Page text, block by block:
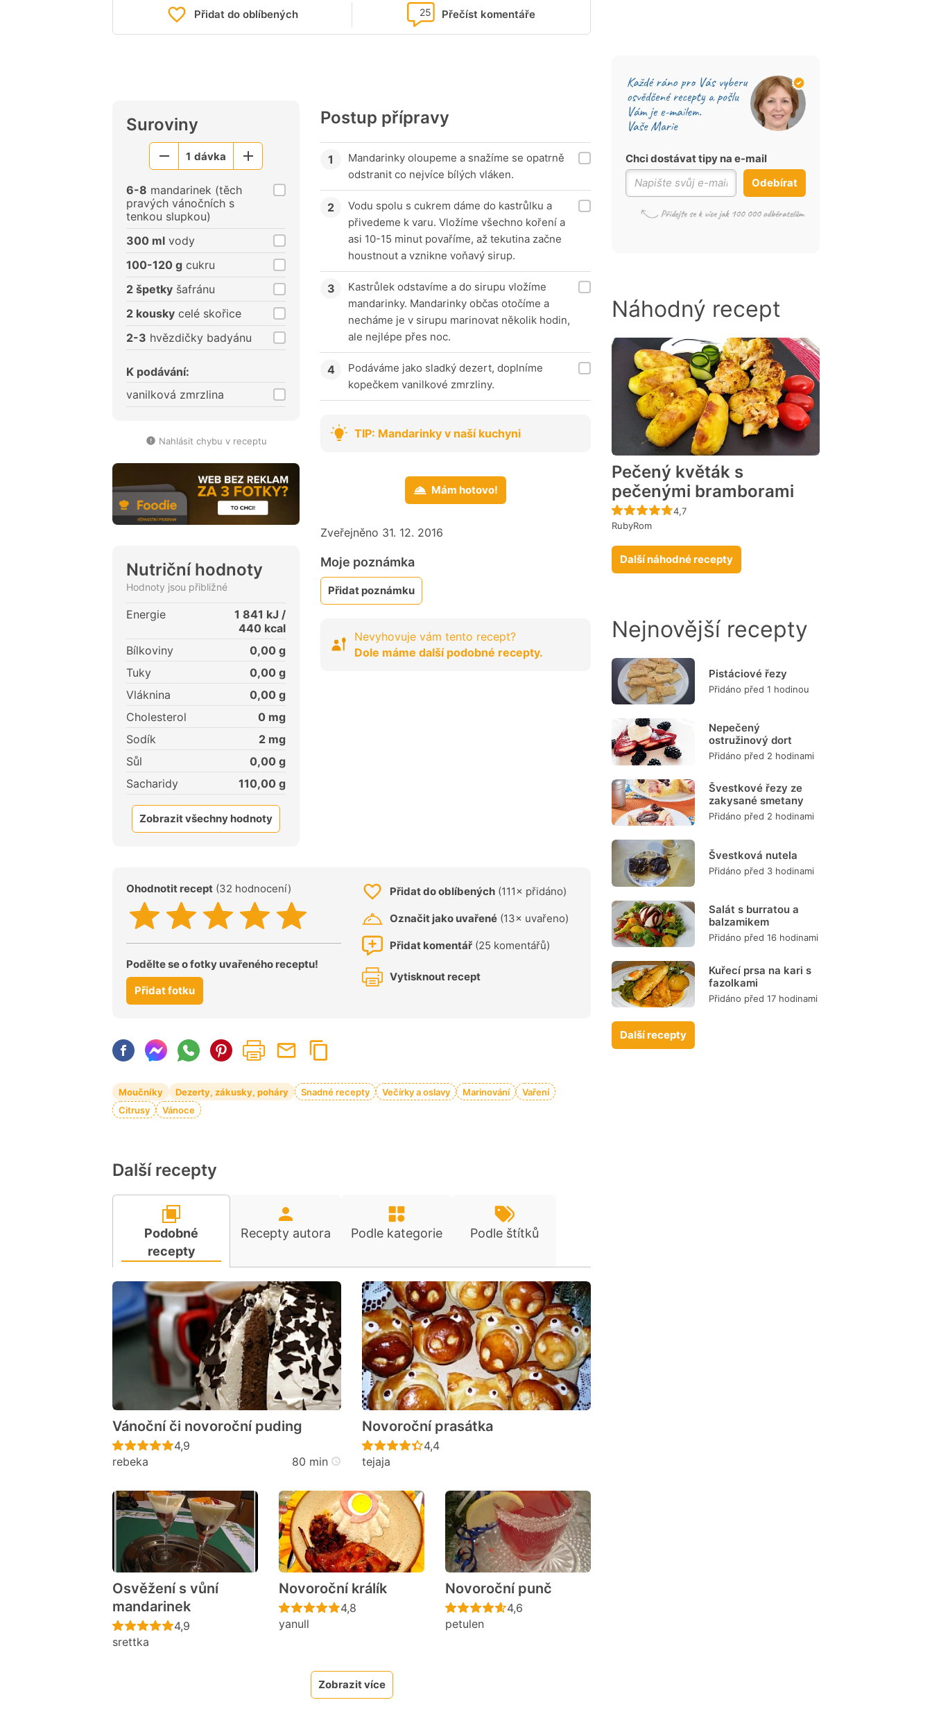
Přidat do oblíbených Přečíst komentáře
25
Suroviny
Menší
1 dávka
Větší
6-8 mandarinek (těch
pravých vánočních s
tenkou slupkou)
300 ml vody
100-120 g cukru
2 špetky šafránu
2 kousky celé skořice
2-3 hvězdičky badyánu
K podávání:
vanilková zmrzlina
Nahlásit chybu v receptu
Nutriční hodnoty
Hodnoty jsou přibližné
Energie 1 841 kJ /
440 kcal
Bílkoviny
0,00 g
Tuky
0,00 g
Vláknina
0,00 g
Cholesterol
0 mg
Sodík
2 mg
Sůl
0,00 g
Sacharidy
110,00 g
Zobrazit všechny hodnoty
Postup přípravy
Mandarinky oloupeme a snažíme se opatrně
odstranit co nejvíce bílých vláken.
Vodu spolu s cukrem dáme do kastrůlku a
přivedeme k varu. Vložíme všechno koření a
asi 10-15 minut povaříme, až tekutina začne
houstnout a vznikne voňavý sirup.
Kastrůlek odstavíme a do sirupu vložíme
mandarinky. Mandarinky občas otočíme a
necháme je v sirupu marinovat několik hodin,
ale nejlépe přes noc.
Podáváme jako sladký dezert, doplníme
kopečkem vanilkové zmrzliny.
TIP: Mandarinky v naší kuchyni
Mám hotovo!
Zveřejněno 31. 12. 2016
Moje poznámka
Přidat poznámku
Nevyhovuje vám tento recept?
Dole máme další podobné recepty.
Ohodnotit recept (32 hodnocení)
Podělte se o fotky uvařeného receptu!
Přidat fotku
Přidat do oblíbených (111× přidáno)
Označit jako uvařené (13× uvařeno)
Přidat komentář (25 komentářů)
Vytisknout recept
Moučníky Dezerty, zákusky, poháry Snadné recepty Večírky a oslavy Marinování
Vaření
Citrusy
Vánoce
Další recepty
Podobné
recepty
Recepty autora Podle kategorie Podle štítků
Vánoční či novoroční puding
Recept ještě nebyl hodnocen
4,9
rebeka
80 min
Novoroční prasátka
Recept ještě nebyl hodnocen
4,4
tejaja
Osvěžení s vůní
mandarinek
Recept ještě nebyl hodnocen
4,9
srettka
Novoroční králík
Recept ještě nebyl hodnocen
4,8
yanull
Novoroční punč
Recept ještě nebyl hodnocen
4,6
petulen
Zobrazit více
Chci dostávat tipy na e-mail
Odebírat
Náhodný recept
Pečený květák s
pečenými bramborami
Recept ještě nebyl hodnocen
4,7
RubyRom
Další náhodné recepty
Nejnovější recepty
Pistáciové řezy
Přidáno před 1 hodinou
Nepečený
ostružinový dort
Přidáno před 2 hodinami
Švestkové řezy ze
zakysané smetany
Přidáno před 2 hodinami
Švestková nutela
Přidáno před 3 hodinami
Salát s burratou a
balzamikem
Přidáno před 16 hodinami
Kuřecí prsa na kari s
fazolkami
Přidáno před 17 hodinami
Další recepty